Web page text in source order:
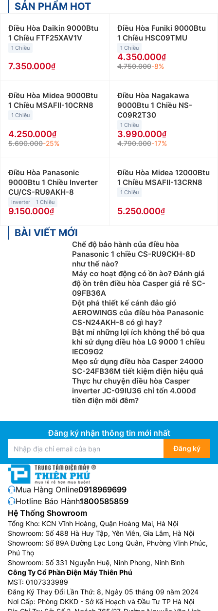
SẢN PHẨM HOT
Điều Hòa Daikin 9000Btu
1 Chiều FTF25XAV1V
1 Chiều
7.350.000
Điều Hòa Funiki 9000Btu
1 Chiều HSC09TMU
1 Chiều
4.350.000
4.750.000-8%
Điều Hòa Midea 9000Btu
1 Chiều MSAFII-10CRN8
1 Chiều
4.250.000
5.690.000-25%
Điều Hòa Nagakawa
9000Btu 1 Chiều NS-
C09R2T30
1 Chiều
3.990.000
4.790.000-17%
Điều Hòa Panasonic
9000Btu 1 Chiều Inverter
CU/CS-RU9AKH-8
Inverter 1 Chiều
9.150.000
Điều Hòa Midea 12000Btu
1 Chiều MSAFII-13CRN8
1 Chiều
5.250.000
BÀI VIẾT MỚI
Chế độ bảo hành của điều hòa
Panasonic 1 chiều CS-RU9CKH-8D
như thế nào?
Máy cơ hoạt động có ồn ào? Đánh giá
độ ồn trên điều hòa Casper giá rẻ SC-
09FB36A
Đột phá thiết kế cánh đảo gió
AEROWINGS của điều hòa Panasonic
CS-N24AKH-8 có gì hay?
Bật mí những lợi ích không thể bỏ qua
khi sử dụng điều hòa LG 9000 1 chiều
IEC09G2
Mẹo sử dụng điều hòa Casper 24000
SC-24FB36M tiết kiệm điện hiệu quả
Thực hư chuyện điều hòa Casper
inverter JC-09IU36 chỉ tốn 4.000đ
tiền điện mỗi đêm?
Đăng ký nhận thông tin mới nhất
Đăng ký
Mua Hàng Online:0918969699
Hotline Bảo Hành:1800585859
Hệ Thống Showroom
Tổng Kho: KCN Vĩnh Hoàng, Quận Hoàng Mai, Hà Nội
Showroom: Số 488 Hà Huy Tập, Yên Viên, Gia Lâm, Hà Nội
Showroom: Số 89A Đường Lạc Long Quân, Phường Vĩnh Phúc,
Phú Thọ
Showroom: Số 331 Nguyễn Huệ, Ninh Phong, Ninh Bình
Công Ty Cổ Phần Điện Máy Thiên Phú
MST: 0107333989
Đăng Ký Thay Đổi Lần Thứ: 8, Ngày 05 tháng 09 năm 2024
Nơi Cấp: Phòng DKKD - Sở Kế Hoạch và Đầu Tư TP Hà Nội